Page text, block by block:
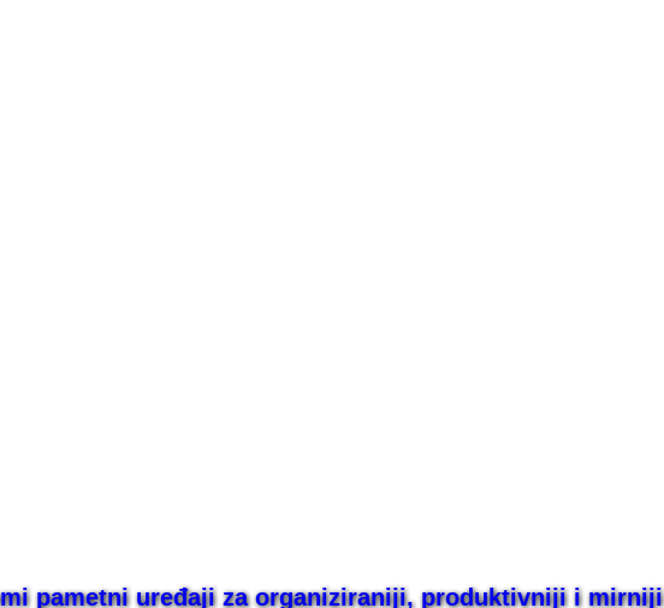
pametni uređaji za organiziraniji, produktivniji i mirniji